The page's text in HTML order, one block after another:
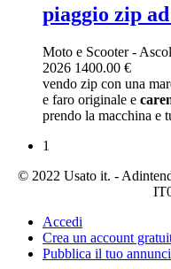
piaggio zip
Moto e Scooter-
2026 1400.00 €
vendo zip con una
e faro originale e
prendo la macchina e
1
© 2022 Usato it. -
Accedi
Crea un account
Pubblica il tuo